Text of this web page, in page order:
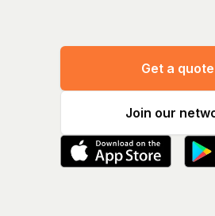
Get a quote
Join our